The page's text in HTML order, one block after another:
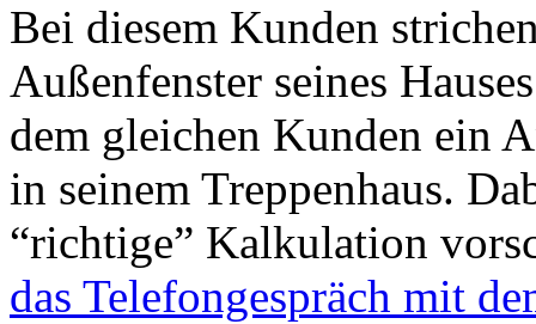
Bei diesem Kunden
Außenfenster seines
dem gleichen Kunden ein
in seinem Treppenhaus.
“richtige” Kalkulation
das Telefongespräch mit